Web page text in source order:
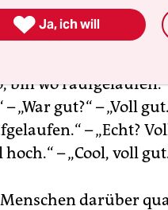
bin wo
„War gut?“ – „Voll
– „Echt?
– „Cool, voll
darüber
 Ja, ich will